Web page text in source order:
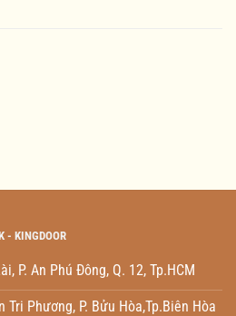
- KINGDOOR
P. An Phú Đông, Q. 12, Tp.HCM
Tri Phương, P. Bửu Hòa,Tp.Biên Hòa